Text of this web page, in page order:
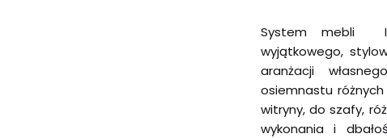
System mebli
wyjątkowego,
aranżacji
osiemnastu
witryny, do szafy,
wykonania i